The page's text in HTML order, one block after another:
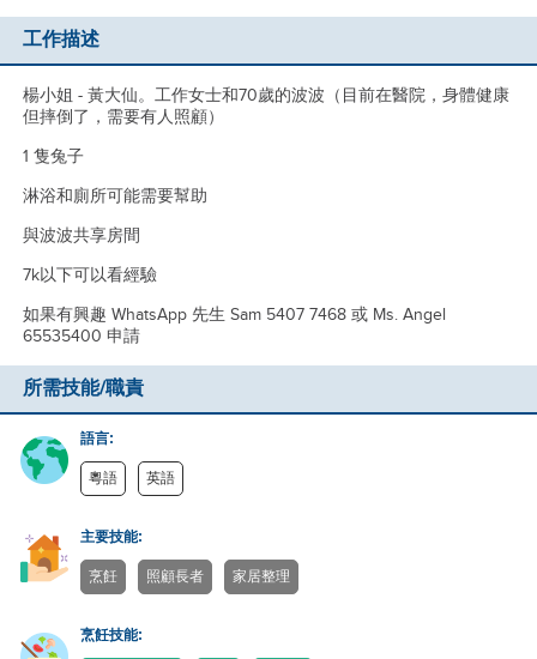
工作描述
楊小姐 - 黃大仙。工作女士和70歲的波波（目前在醫院，身體健康
但摔倒了，需要有人照顧）
1 隻兔子
淋浴和廁所可能需要幫助
與波波共享房間
7k以下可以看經驗
如果有興趣 WhatsApp 先生 Sam 5407 7468 或 Ms. Angel
65535400 申請
所需技能/職責
語言:
粵語 英語
主要技能:
烹飪 照顧長者 家居整理
烹飪技能: